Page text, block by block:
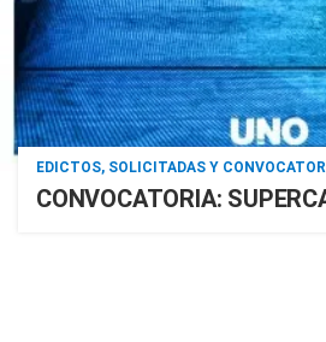
EDICTOS, SOLICITADAS Y
CONVOCATORIA: